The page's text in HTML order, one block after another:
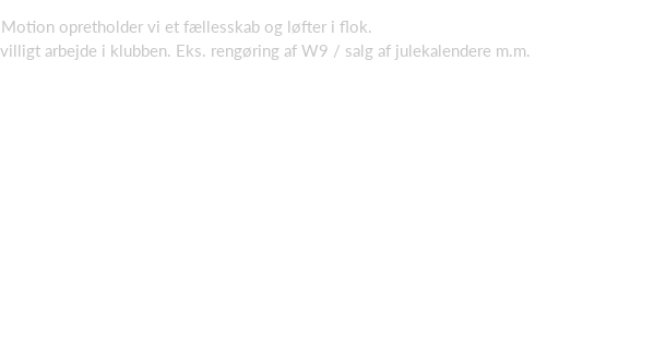
Motion opretholder vi et fællesskab og løfter i flok.
arbejde i klubben. Eks. rengøring af W9 / salg af julekalendere m.m.